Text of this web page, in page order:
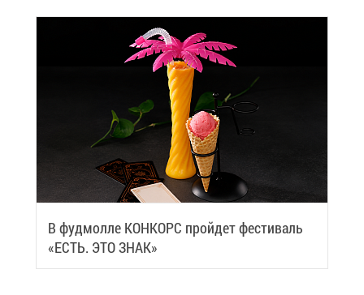
В фуд­мол­ле КОН­КОРС прой­дет фе­сти­валь
«ЕСТЬ. ЭТО ЗНАК»